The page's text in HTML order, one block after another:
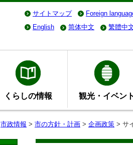
サイトマップ Foreign
English
简体中文 繁體中
くらしの情報 観光・イベント
市政情報 > 市の方針・計画 > 企画政策 > サ